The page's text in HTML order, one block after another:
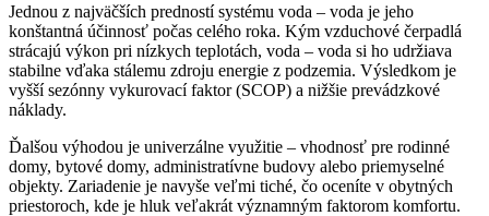
Jednou z najväčších predností systému voda – voda je jeho
konštantná účinnosť počas celého roka. Kým vzduchové čerpadlá
strácajú výkon pri nízkych teplotách, voda – voda si ho udržiava
stabilne vďaka stálemu zdroju energie z podzemia. Výsledkom je
vyšší sezónny vykurovací faktor (SCOP) a nižšie prevádzkové
náklady.
Ďalšou výhodou je univerzálne využitie – vhodnosť pre rodinné
domy, bytové domy, administratívne budovy alebo priemyselné
objekty. Zariadenie je navyše veľmi tiché, čo oceníte v obytných
priestoroch, kde je hluk veľakrát významným faktorom komfortu.